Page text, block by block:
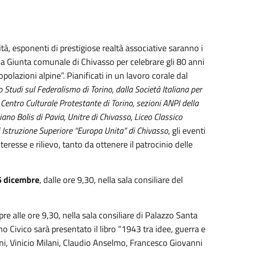
esponenti di prestigiose realtà associative saranno i
comunale di Chivasso per celebrare gli 80 anni
alpine”. Pianificati in un lavoro corale dal
sul Federalismo di Torino, dalla Società Italiana per
Culturale Protestante di Torino, sezioni ANPI della
Bolis di Pavia, Unitre di Chivasso, Liceo Classico
Superiore “Europa Unita” di Chivasso, gli eventi
e rilievo, tanto da ottenere il patrocinio delle
, dalle ore 9,30, nella sala consiliare del
alle ore 9,30, nella sala consiliare di Palazzo Santa
Civico sarà presentato il libro “1943 tra idee, guerra e
Vinicio Milani, Claudio Anselmo, Francesco Giovanni